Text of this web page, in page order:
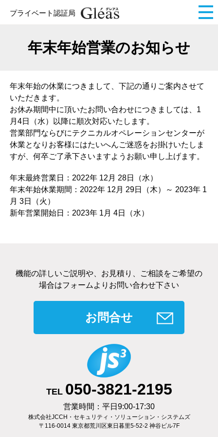
プライベート認証局
年末年始営業のお知らせ
年末年始の休業につきまして、下記の通りご案内させて
いただきます。
お休み期間中に頂いたお問い合わせにつきましては、1
月4日（水）以降に順次対応いたします。
営業部門ならびにテクニカルオペレーションセンターが
休業となりお客様にはたいへんご迷惑をお掛けいたしま
すが、何卒ご了承下さいますようお願い申し上げます。
年末最終営業日：2022年 12月 28日（水）
年末年始休業期間：2022年 12月 29日（木）～ 2023年 1
月 3日（火）
新年営業開始日：2023年 1月 4日（水）
機能の詳しいご説明や、お見積り、ご相談をご希望の
場合はフォームよりお問い合わせ下さい
お問合せ
TEL 050-3821-2195
営業時間：平日9:00-17:30
株式会社JCCH・セキュリティ・ソリューション・システムズ
〒116-0014 東京都荒川区東日暮里5-52-2 神谷ビル7F